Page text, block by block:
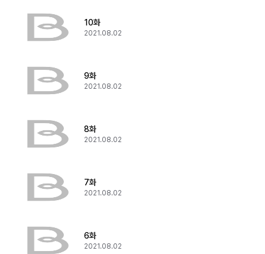
10화
2021.08.02
9화
2021.08.02
8화
2021.08.02
7화
2021.08.02
6화
2021.08.02